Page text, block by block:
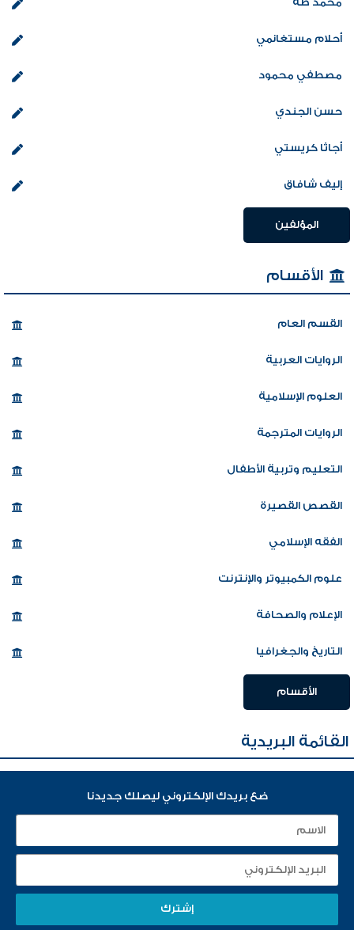
أحلام مستغانمي
مصطفي محمود
حسن الجندي
أجاثا كريستي
إليف شافاق
المؤلفين
الأقسام
القسم العام
الروايات العربية
العلوم الإسلامية
الروايات المترجمة
التعليم وتربية الأطفال
القصص القصيرة
الفقه الإسلامي
علوم الكمبيوتر والإنترنت
الإعلام والصحافة
التاريخ والجغرافيا
الأقسام
القائمة البريدية
ضع بريدك الإلكتروني ليصلك جديدنا